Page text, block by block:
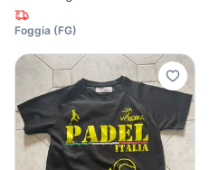
Foggia (FG)